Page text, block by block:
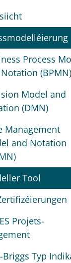
Process
(BPMN)
Model and
(DMN)
Management
and Notation
Tool
Projets-
Briggs Typ